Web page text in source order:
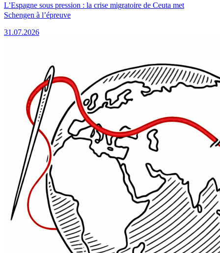
L’Espagne sous pression : la crise migratoire de Ceuta met
Schengen à l’épreuve
31.07.2026